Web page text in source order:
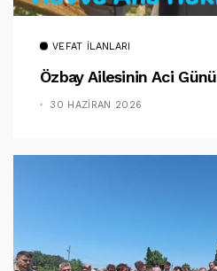
VEFAT İLANLARI
Özbay Ailesinin Aci Günü
30 HAZIRAN 2026